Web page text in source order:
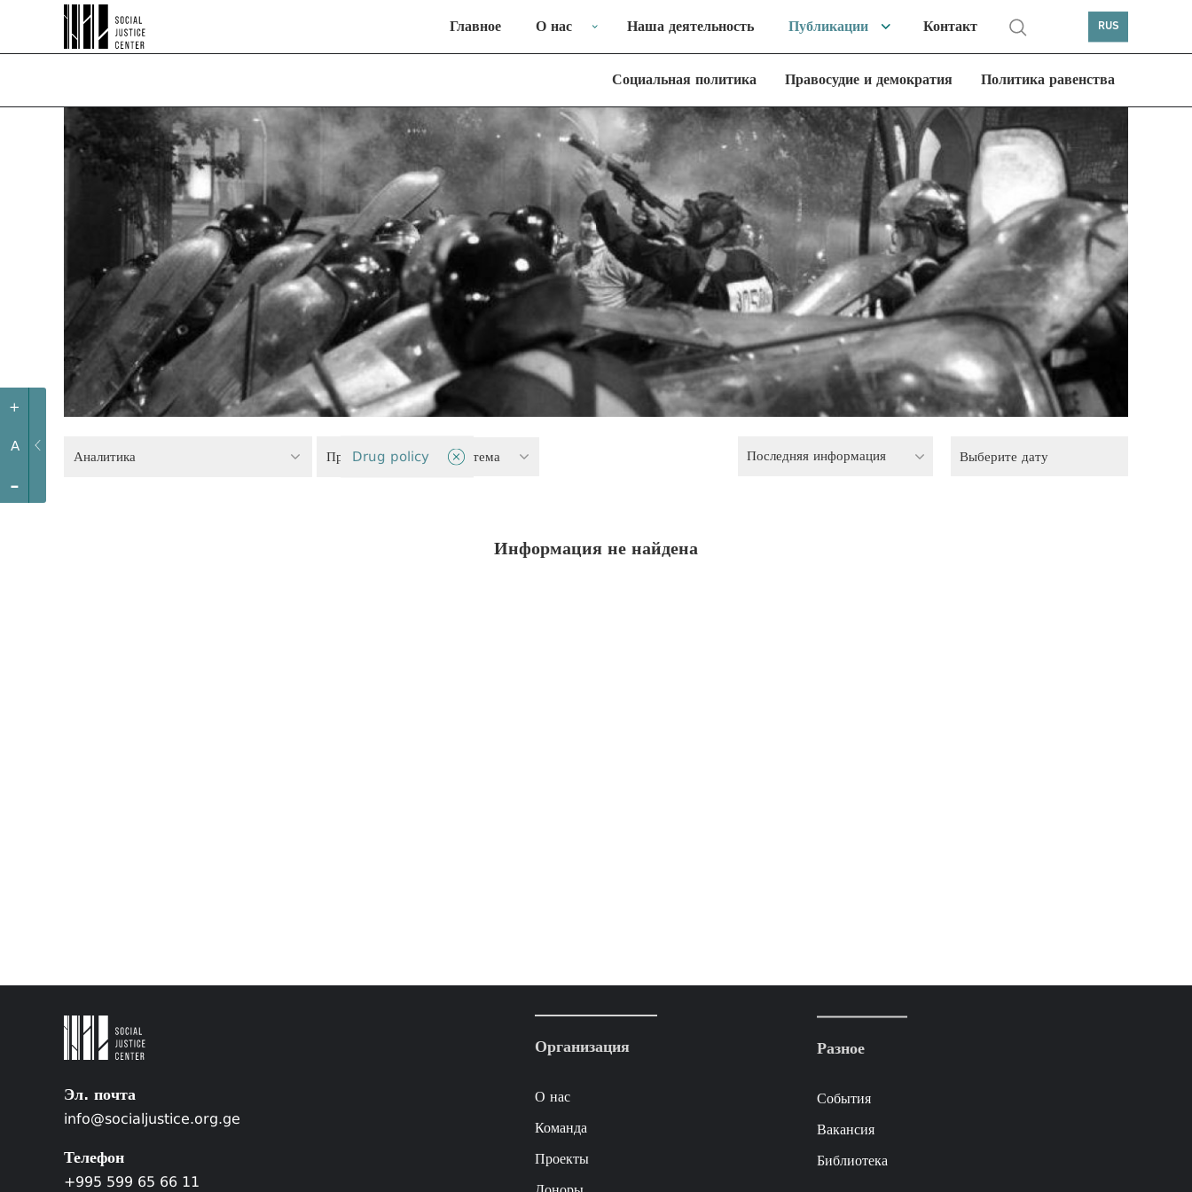
+
A
-
Главное О нас Наша деятельность Публикации Контакт RUS
Социальная политика Правосудие и демократия Политика равенства
Аналитика Правоохранительная система
Drug policy Последняя информация
Информация не найдена
Эл. почта
info@socialjustice.org.ge
Телефон
+995 599 65 66 11
Организация
О нас
Команда
Проекты
Разное
События
Вакансия
Библиотека